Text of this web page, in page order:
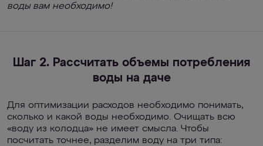
воды вам необходимо!
Шаг 2. Рассчитать объемы потребления
воды на даче
Для оптимизации расходов необходимо понимать,
сколько и какой воды необходимо. Очищать всю
«воду из колодца» не имеет смысла. Чтобы
посчитать точнее, разделим воду на три типа: